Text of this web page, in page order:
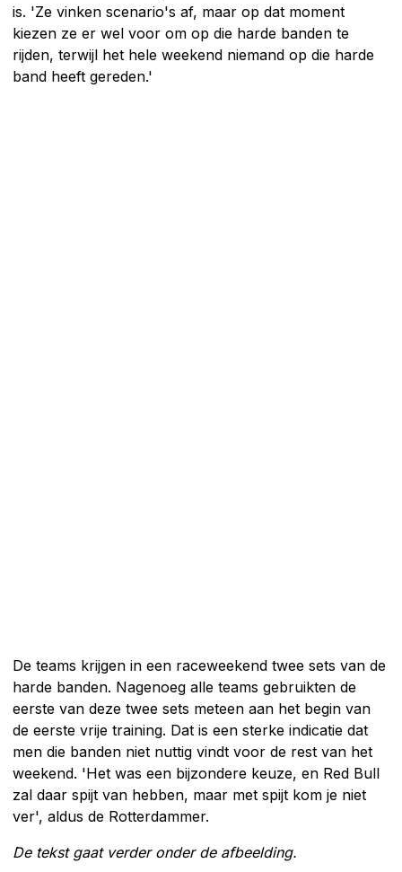
is. 'Ze vinken scenario's af, maar op dat moment
kiezen ze er wel voor om op die harde banden te
rijden, terwijl het hele weekend niemand op die harde
band heeft gereden.'
De teams krijgen in een raceweekend twee sets van de
harde banden. Nagenoeg alle teams gebruikten de
eerste van deze twee sets meteen aan het begin van
de eerste vrije training. Dat is een sterke indicatie dat
men die banden niet nuttig vindt voor de rest van het
weekend. 'Het was een bijzondere keuze, en Red Bull
zal daar spijt van hebben, maar met spijt kom je niet
ver', aldus de Rotterdammer.
De tekst gaat verder onder de afbeelding.